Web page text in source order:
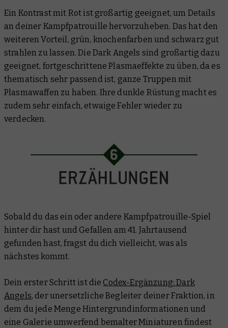
Ein Kontrast mit Rot ist großartig geeignet, um Details
an deiner Kampfpatrouille hervorzuheben. Das hat den
weiteren Vorteil, grün, knochenfarben und schwarz gut
strahlen zu lassen. Die Dark Angels sind großartig dazu
geeignet, fortgeschrittene Plasmaeffekte zu üben, da es
thematisch sehr passend ist, ganze Truppen mit
Plasmawaffen zu haben. Ihre dunkle Rüstung macht es
zudem sehr einfach, etwaige Fehler wieder zu
verdecken.
Sobald du das ein oder andere Kampfpatrouille-Spiel
hinter dir hast und Gefallen am 41. Jahrtausend
gefunden hast, fragst du dich vielleicht, was als
nächstes kommt.
Dein erster Schritt ist die Codex-Ergänzung: Dark
Angels, der unersetzliche Begleiter deiner Fraktion, in
dem du jede Menge Hintergrundinformationen und
eine Galerie umwerfend bemalter Miniaturen findest